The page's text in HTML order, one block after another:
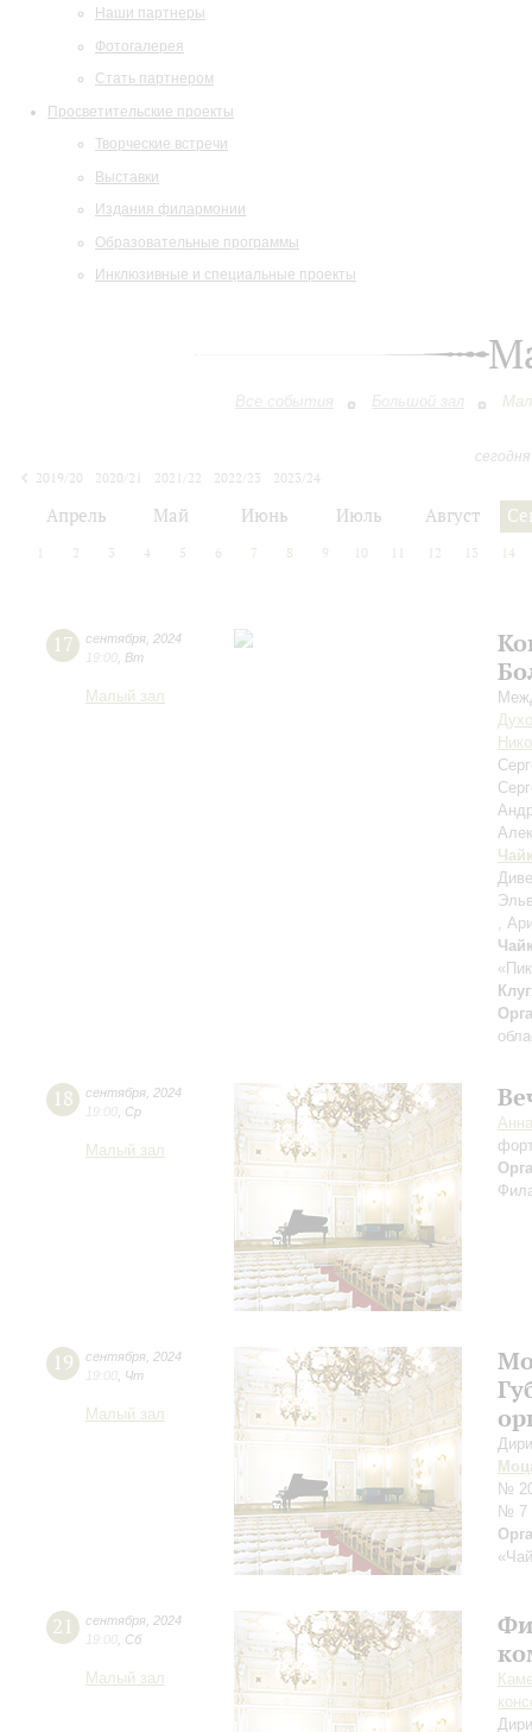
Наши партнеры
Фотогалерея
Стать партнером
Просветительские проекты
Творческие встречи
Выставки
Издания филармонии
Образовательные программы
Инклюзивные и специальные проекты
Все события Большой зал
2019/20
2020/21 2021/22 2022/23
2023/24
Апрель Май Июнь Июль Август
1 2 3 4 5 6 7 8 9 10 12 13 14
17 сентября 2024
19:00 Вт
Малый зал
,
18 сентября 2024
19:00 Ср
Малый зал
19 сентября 2024
19:00 Чт
Малый зал
№
№ 7
21 сентября 2024
19:00 Сб
Малый зал